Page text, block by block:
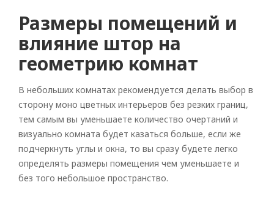
Размеры помещений и
влияние штор на
геометрию комнат
В небольших комнатах рекомендуется делать выбор в
сторону моно цветных интерьеров без резких границ,
тем самым вы уменьшаете количество очертаний и
визуально комната будет казаться больше, если же
подчеркнуть углы и окна, то вы сразу будете легко
определять размеры помещения чем уменьшаете и
без того небольшое пространство.